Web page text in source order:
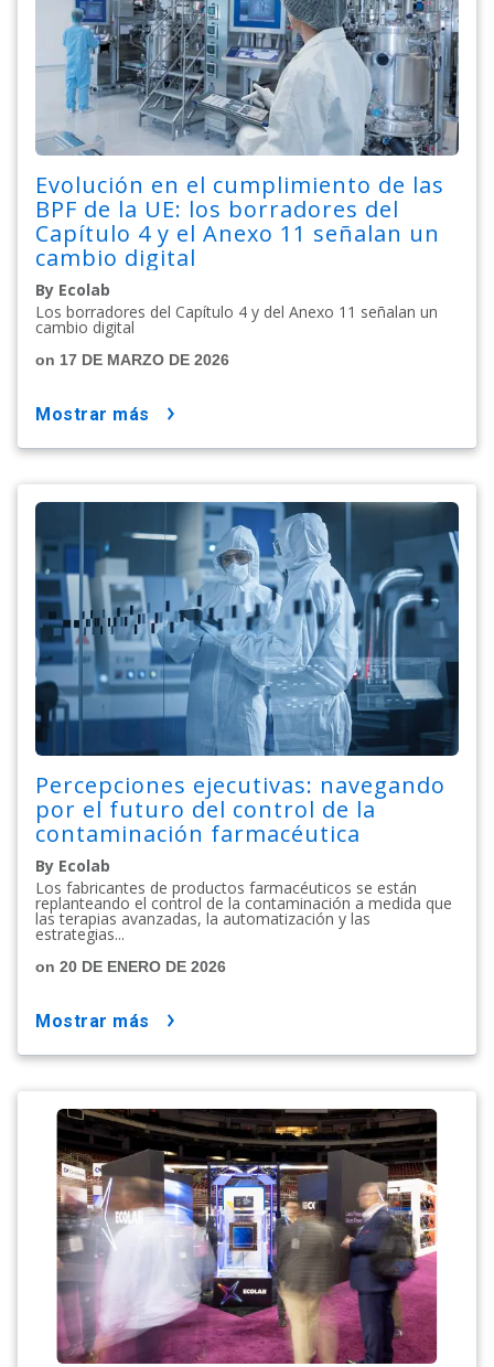
Evolución en el cumplimiento de las
BPF de la UE: los borradores del
Capítulo 4 y el Anexo 11 señalan un
cambio digital
By Ecolab
Los borradores del Capítulo 4 y del Anexo 11 señalan un
cambio digital
on 17 DE MARZO DE 2026
mostrar más
Percepciones ejecutivas: navegando
por el futuro del control de la
contaminación farmacéutica
By Ecolab
Los fabricantes de productos farmacéuticos se están
replanteando el control de la contaminación a medida que
las terapias avanzadas, la automatización y las
estrategias...
on 20 DE ENERO DE 2026
mostrar más